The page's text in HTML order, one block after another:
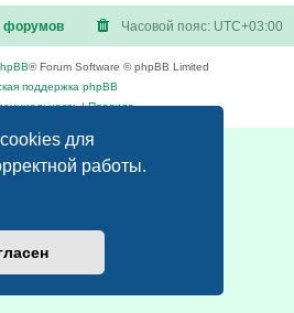
для
работы.
форумов Часовой пояс: UTC+03:00
® Forum Software © phpBB Limited
поддержка phpBB
|Правила